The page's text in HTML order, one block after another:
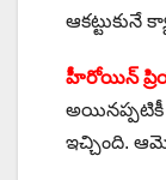
ఆకట్టుకునే
హీరోయిన్
అయినప్పటికీ
ఇచ్చింది.